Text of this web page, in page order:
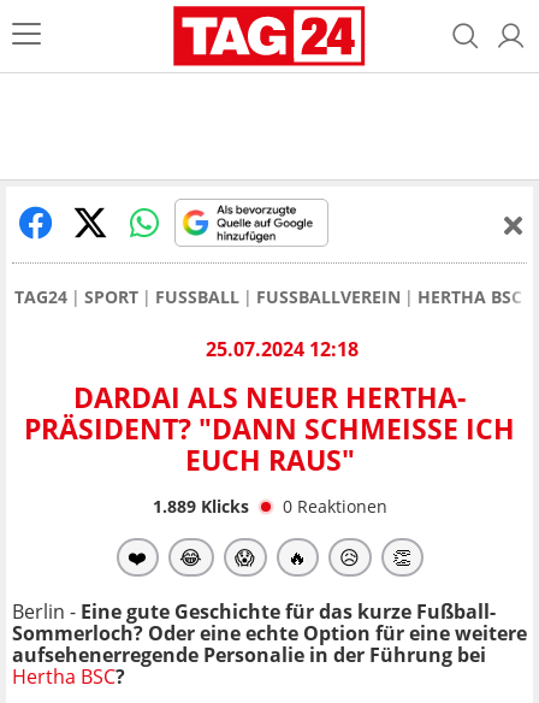
TAG24 SPORT FUSSBALL FUSSBALLVEREIN HERTHA BSC
25.07.2024 12:18
DARDAI ALS NEUER HERTHA-
PRÄSIDENT? "DANN SCHMEISSE ICH E
UCH RAUS"
1.889Klicks 0 Reaktionen
❤️ 😂 😱 🔥 😥 👏
Berlin - Eine gute Geschichte für das kurze Fußball-
Sommerloch? Oder eine echte Option für eine weitere
aufsehenerregende Personalie in der Führung bei
Hertha BSC?